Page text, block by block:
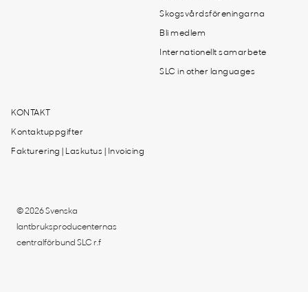
Skogsvårdsföreningarna
Bli medlem
Internationellt samarbete
SLC in other languages
KONTAKT
Kontaktuppgifter
Fakturering | Laskutus | Invoicing
© 2026 Svenska
lantbruksproducenternas
centralförbund SLC r.f